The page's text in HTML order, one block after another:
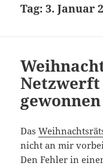
Tag:3. Januar
Netzwerft
gewonnen
Das
nicht an mir
Den Fehler in